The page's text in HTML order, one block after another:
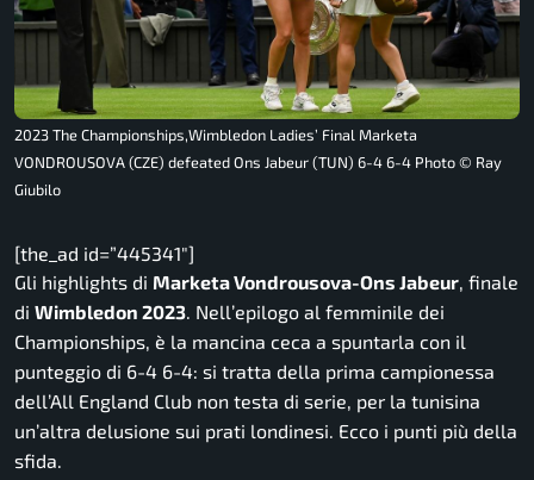
2023 The Championships,Wimbledon Ladies’ Final Marketa
VONDROUSOVA (CZE) defeated Ons Jabeur (TUN) 6-4 6-4 Photo © Ray
Giubilo
[the_ad id=”445341″]
Gli highlights di Marketa Vondrousova-Ons Jabeur, finale
di Wimbledon 2023. Nell’epilogo al femminile dei
Championships, è la mancina ceca a spuntarla con il
punteggio di 6-4 6-4: si tratta della prima campionessa
dell’All England Club non testa di serie, per la tunisina
un’altra delusione sui prati londinesi. Ecco i punti più della
sfida.